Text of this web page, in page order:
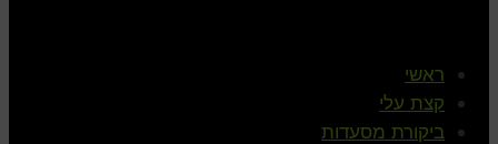
ראשי
קצת עלי
ביקורת מסעדות